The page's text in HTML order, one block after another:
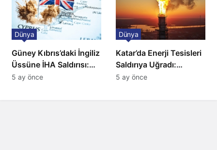
Güney Kıbrıs’daki İngiliz
Üssüne İHA Saldırısı:
Patlama, Sirenler ve
Dünya
5 ay önce
Katar’da Enerji Tesisleri
Saldırıya Uğradı:
Avrupa’da Doğalgaz
Dünya
5 ay önce